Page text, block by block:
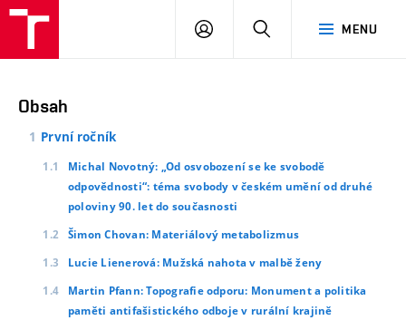
MENU
PŘIHLÁSIT
Obsah
První ročník
Michal Novotný: „Od osvobození se ke svobodě
odpovědnosti“: téma svobody v českém umění od druhé
poloviny 90. let do současnosti
Šimon Chovan: Materiálový metabolizmus
Lucie Lienerová: Mužská nahota v malbě ženy
Martin Pfann: Topografie odporu: Monument a politika
paměti antifašistického odboje v rurální krajině